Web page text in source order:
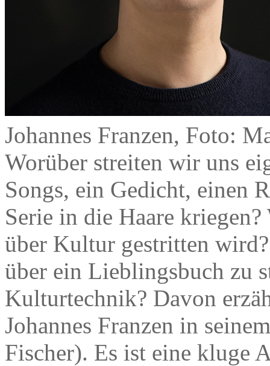
Johannes Franzen, Foto:
Worüber streiten wir uns
Songs, ein Gedicht, einen
Serie in die Haare
über Kultur gestritten
über ein Lieblingsbuch zu
Kulturtechnik? Davon
Johannes Franzen in
Fischer). Es ist eine kluge